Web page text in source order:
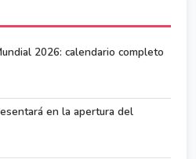
2026: calendario completo
en la apertura del